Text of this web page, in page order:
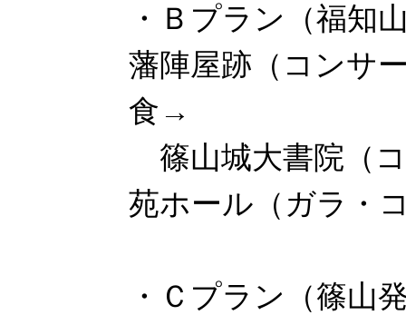
・Ｂプラン（福知
藩陣屋跡（コンサ
食→
篠山城大書院（
苑ホール（ガラ・
・Ｃプラン（篠山